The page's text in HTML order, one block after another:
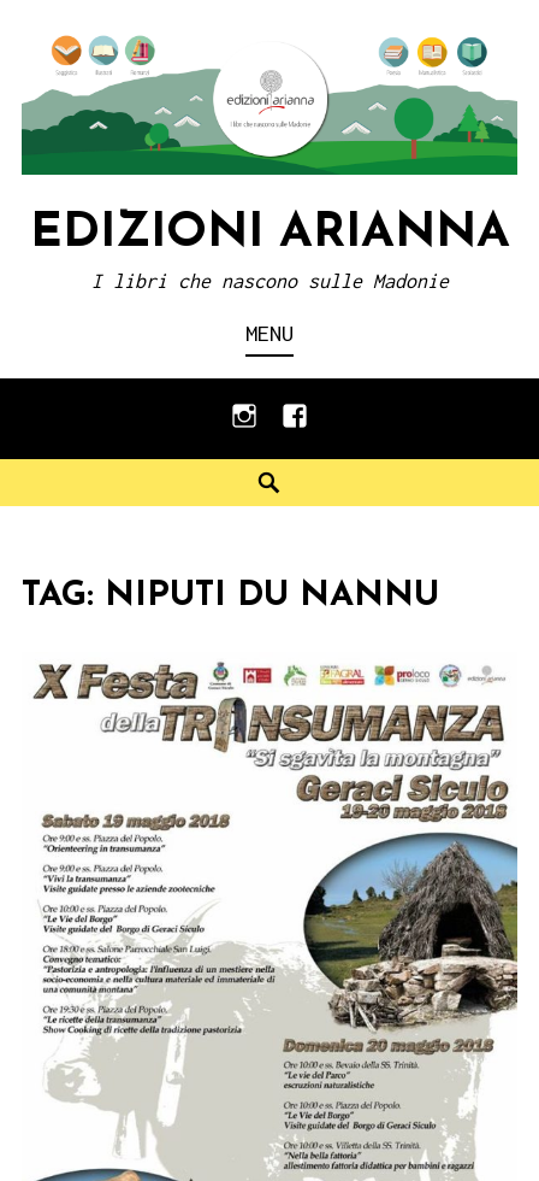
content
EDIZIONI ARIANNA
I libri che nascono sulle Madonie
MENU
instagramfacebook
TAG: NIPUTI DU NANNU